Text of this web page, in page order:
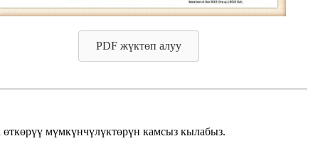
PDF жүктөп алуу
өткөрүү мүмкүнчүлүктөрүн камсыз кылабыз.